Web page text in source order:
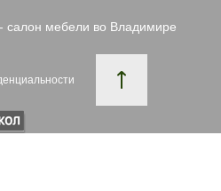
салон мебели во Владимире